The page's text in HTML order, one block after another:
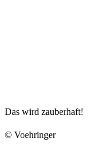
Das wird zauberhaft!
© Voehringer